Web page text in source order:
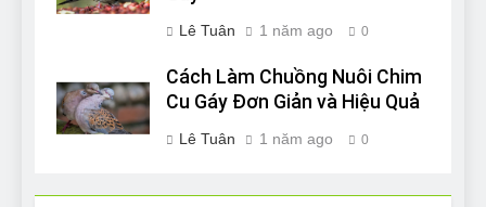
Lê Tuân 1 năm ago 0
Cách Làm Chuồng Nuôi Chim
Cu Gáy Đơn Giản và Hiệu Quả
Lê Tuân 1 năm ago 0